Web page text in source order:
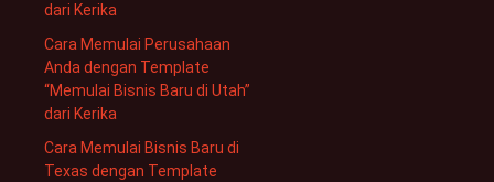
dari Kerika
Cara Memulai Perusahaan
Anda dengan Template
“Memulai Bisnis Baru di Utah”
dari Kerika
Cara Memulai Bisnis Baru di
Texas dengan Template